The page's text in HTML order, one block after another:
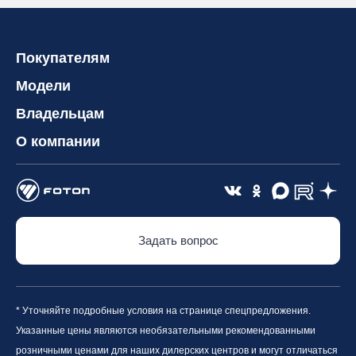
Покупателям
Модели
Владельцам
О компании
Задать вопрос
* Уточняйте подробные условия на странице спецпредложения.
Указанные цены являются необязательными рекомендованными
розничными ценами для наших дилерских центров и могут отличаться